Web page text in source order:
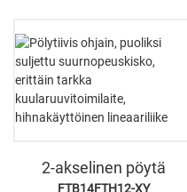
2-akselinen pöytä
FTB14FTH12-XY